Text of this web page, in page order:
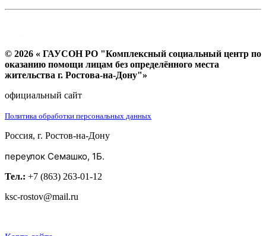
© 2026 « ГАУСОН РО "Комплексный социальный центр по
оказанию помощи лицам без определённого места
жительства г. Ростова-на-Дону"»
официальный сайт
Политика обработки персональных данных
Россия, г. Ростов-на-Дону
переулок Семашко, 1Б.
Тел.: +7 (863) 263-01-12
ksc-rostov@mail.ru